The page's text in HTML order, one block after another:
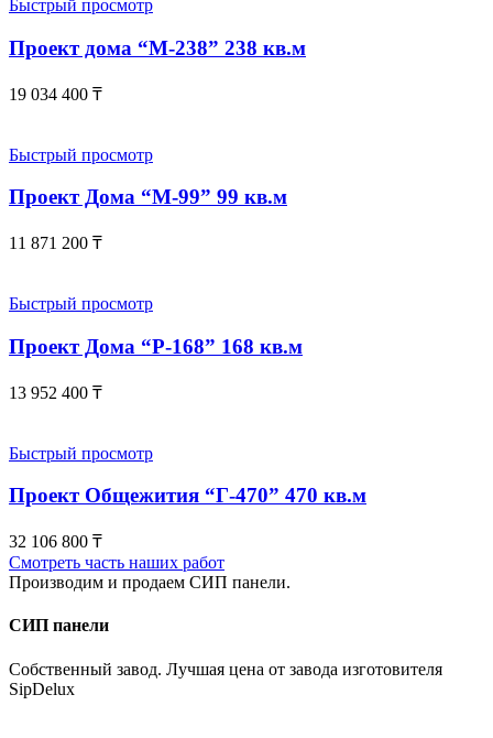
Быстрый просмотр
Проект дома “М-238” 238 кв.м
19 034 400 ₸
Быстрый просмотр
Проект Дома “М-99” 99 кв.м
11 871 200 ₸
Быстрый просмотр
Проект Дома “Р-168” 168 кв.м
13 952 400 ₸
Быстрый просмотр
Проект Общежития “Г-470” 470 кв.м
32 106 800 ₸
Смотреть часть наших работ
Производим и продаем СИП панели.
СИП панели
Собственный завод. Лучшая цена от завода изготовителя
SipDelux